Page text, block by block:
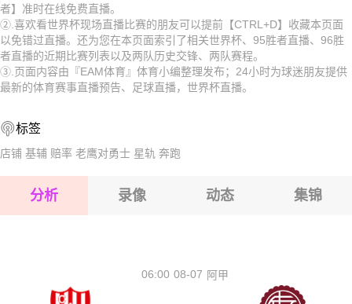
2026-08-15 【世界杯】 95胜者VS96胜者
2026-08-14 【世界杯】 95胜者VS96胜者
2026-08-15 【世界杯】 95胜者VS96胜者
2026-08-15 【世界杯】 95胜者VS96胜者
2026-08-15 【世界杯】 95胜者VS96胜者
2026-08-15 【世界杯】 95胜者VS96胜者
者】准时在线免费直播。
②.喜欢看世界杯现场直播比赛的朋友可以提前【CTRL+D】收藏本页面
以免错过直播。还为您在本页面索引了相关世界杯、95胜者直播、96胜
者直播的近期比赛列表以及两队历史交锋、两队赛程。
③.页面内容由『EAM体育』体育小编整理发布；24小时为球迷朋友提供
最新的体育赛事直播预告、足球直播，世界杯直播。
标签
店铺 基辅 赔率 老鹰对勇士 星轨 奔跑
分析 录像 动态 集锦
08-07
06:00 阿甲